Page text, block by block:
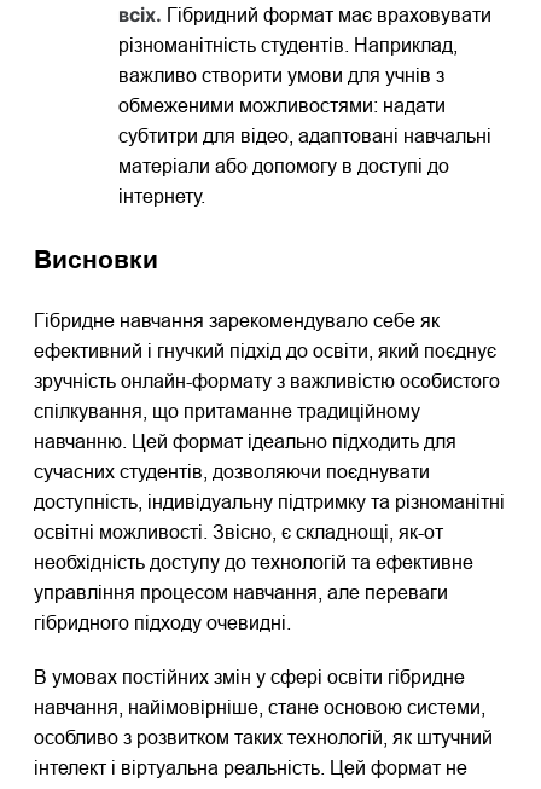
всіх. Гібридний формат має враховувати
різноманітність студентів. Наприклад,
важливо створити умови для учнів з
обмеженими можливостями: надати
субтитри для відео, адаптовані навчальні
матеріали або допомогу в доступі до
інтернету.
Висновки
Гібридне навчання зарекомендувало себе як
ефективний і гнучкий підхід до освіти, який поєднує
зручність онлайн-формату з важливістю особистого
спілкування, що притаманне традиційному
навчанню. Цей формат ідеально підходить для
сучасних студентів, дозволяючи поєднувати
доступність, індивідуальну підтримку та різноманітні
освітні можливості. Звісно, є складнощі, як-от
необхідність доступу до технологій та ефективне
управління процесом навчання, але переваги
гібридного підходу очевидні.
В умовах постійних змін у сфері освіти гібридне
навчання, найімовірніше, стане основою системи,
особливо з розвитком таких технологій, як штучний
інтелект і віртуальна реальність. Цей формат не